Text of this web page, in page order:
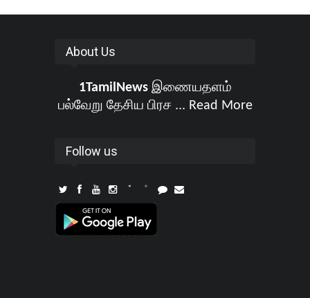
About Us
1TamilNewsஇணையதளம்
பல்வேறு தேசிய பிரச ... Read More
Follow us